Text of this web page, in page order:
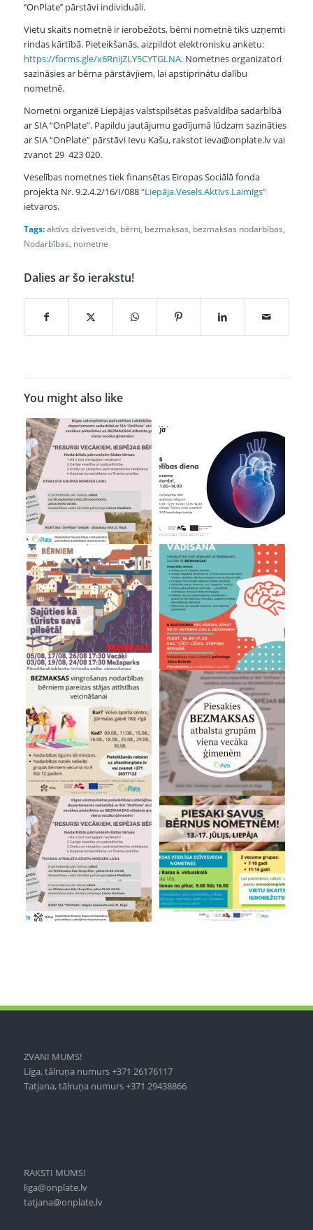
‘’OnPlate’’ pārstāvi individuāli.
Vietu skaits nometnē ir ierobežots, bērni nometnē tiks uzņemti
rindas kārtībā. Pieteikšanās, aizpildot elektronisku anketu:
https://forms.gle/x6RnijZLY5CYTGLNA. Nometnes organizatori
sazināsies ar bērna pārstāvjiem, lai apstiprinātu dalību
nometnē.
Nometni organizē Liepājas valstspilsētas pašvaldība sadarbībā
ar SIA “OnPlate”. Papildu jautājumu gadījumā lūdzam sazināties
ar SIA “OnPlate” pārstāvi Ievu Kašu, rakstot ieva@onplate.lv vai
zvanot 29 423 020.
Veselības nometnes tiek finansētas Eiropas Sociālā fonda
projekta Nr. 9.2.4.2/16/I/088“Liepāja.Vesels.Aktīvs.Laimīgs”
ietvaros.
Tags: aktīvs dzīvesveids, bērni, bezmaksas, bezmaksas nodarbības,
Nodarbības, nometne
Dalies ar šo ierakstu!
You might also like
ZVANI MUMS!
Līga, tālruņa numurs +371 26176117
Tatjana, tālruņa numurs +371 29438866
RAKSTI MUMS!
liga@onplate.lv
tatjana@onplate.lv